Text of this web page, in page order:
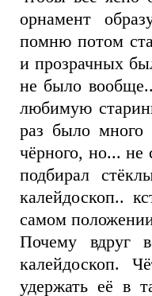
орнамент
помню потом
и прозрачных
не было
любимую
раз было много
чёрного, но... не
подбирал
калейдоскоп..
самом
Почему вдруг
калейдоскоп.
удержать её в